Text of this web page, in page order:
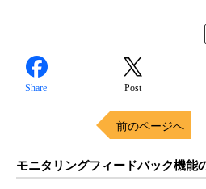
Share Post
前のページへ
モニタリングフィードバック機能